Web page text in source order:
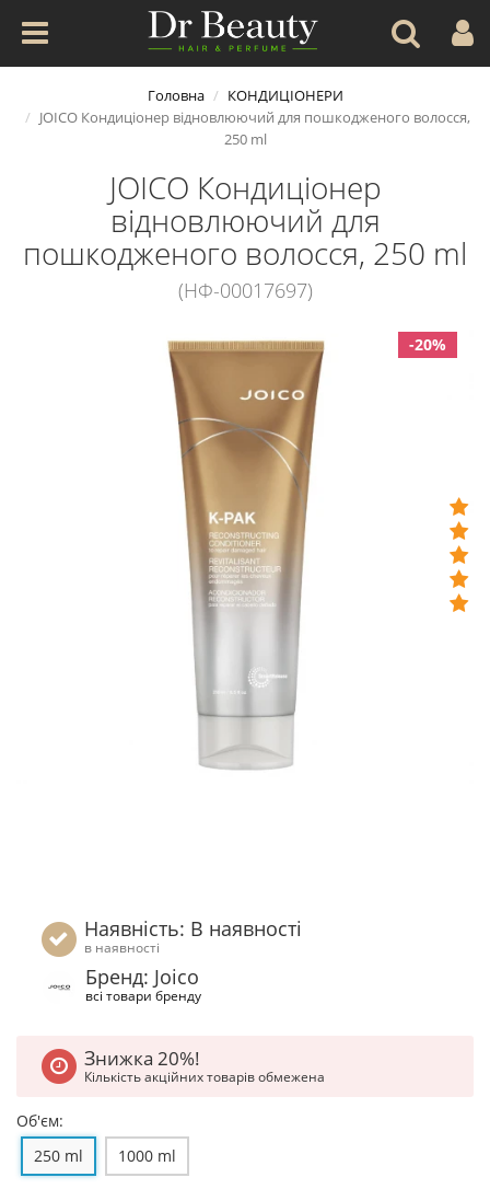
Головна
КОНДИЦІОНЕРИ
JOICO Кондиціонер відновлюючий для пошкодженого волосся,
250 ml
JOICO Кондиціонер
відновлюючий для
пошкодженого волосся, 250 ml
(НФ-00017697)
-20%
Наявність: В наявності
в наявності
Бренд: Joico
всі товари бренду
Знижка 20%!
Кількість акційних товарів обмежена
Об'єм:
250 ml
1000 ml